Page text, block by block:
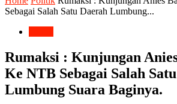
Sebagai Salah Satu Daerah Lumbung...
Rumaksi : Kunjungan
Ke NTB Sebagai Salah
Lumbung Suara Baginya.